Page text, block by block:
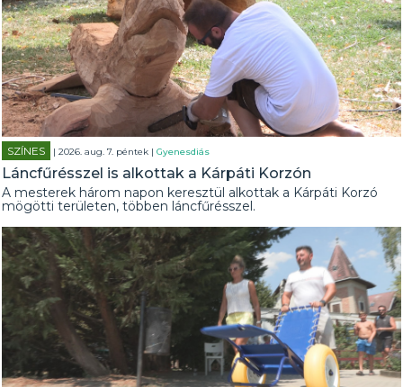
SZÍNES | 2026. aug. 7. péntek |Gyenesdiás
Láncfűrésszel is alkottak a Kárpáti Korzón
A mesterek három napon keresztül alkottak a Kárpáti Korzó
mögötti területen, többen láncfűrésszel.